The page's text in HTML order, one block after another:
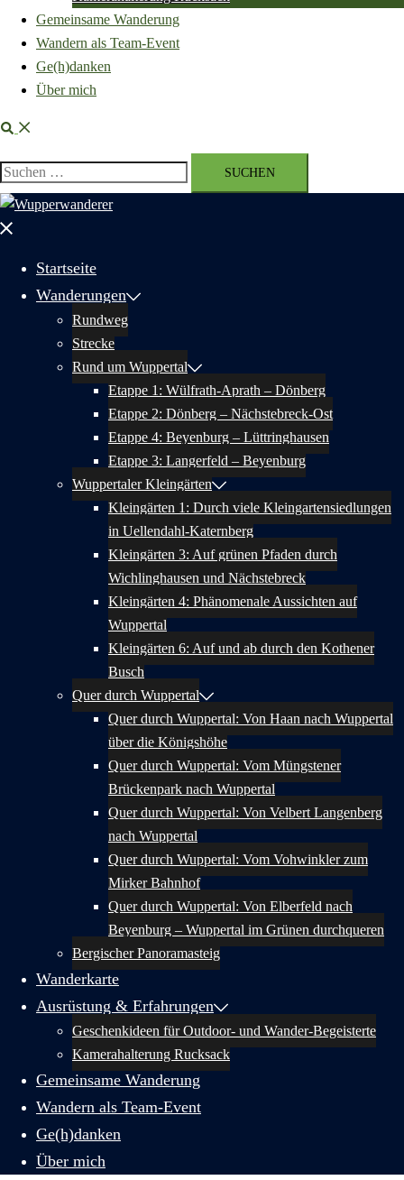
Gemeinsame Wanderung
Wandern als Team-Event
Ge(h)danken
Über mich
Suche
Suchen
nach:
Menü
Startseite
Wanderungen
Rundweg
Strecke
Rund um Wuppertal
Etappe 1: Wülfrath-Aprath – Dönberg
Etappe 2: Dönberg – Nächstebreck-Ost
Etappe 4: Beyenburg – Lüttringhausen
Etappe 3: Langerfeld – Beyenburg
Wuppertaler Kleingärten
Kleingärten 1: Durch viele Kleingartensiedlungen
in Uellendahl-Katernberg
Kleingärten 3: Auf grünen Pfaden durch
Wichlinghausen und Nächstebreck
Kleingärten 4: Phänomenale Aussichten auf
Wuppertal
Kleingärten 6: Auf und ab durch den Kothener
Busch
Quer durch Wuppertal
Quer durch Wuppertal: Von Haan nach Wuppertal
über die Königshöhe
Quer durch Wuppertal: Vom Müngstener
Brückenpark nach Wuppertal
Quer durch Wuppertal: Von Velbert Langenberg
nach Wuppertal
Quer durch Wuppertal: Vom Vohwinkler zum
Mirker Bahnhof
Quer durch Wuppertal: Von Elberfeld nach
Beyenburg – Wuppertal im Grünen durchqueren
Bergischer Panoramasteig
Wanderkarte
Ausrüstung & Erfahrungen
Geschenkideen für Outdoor- und Wander-Begeisterte
Kamerahalterung Rucksack
Gemeinsame Wanderung
Wandern als Team-Event
Ge(h)danken
Über mich